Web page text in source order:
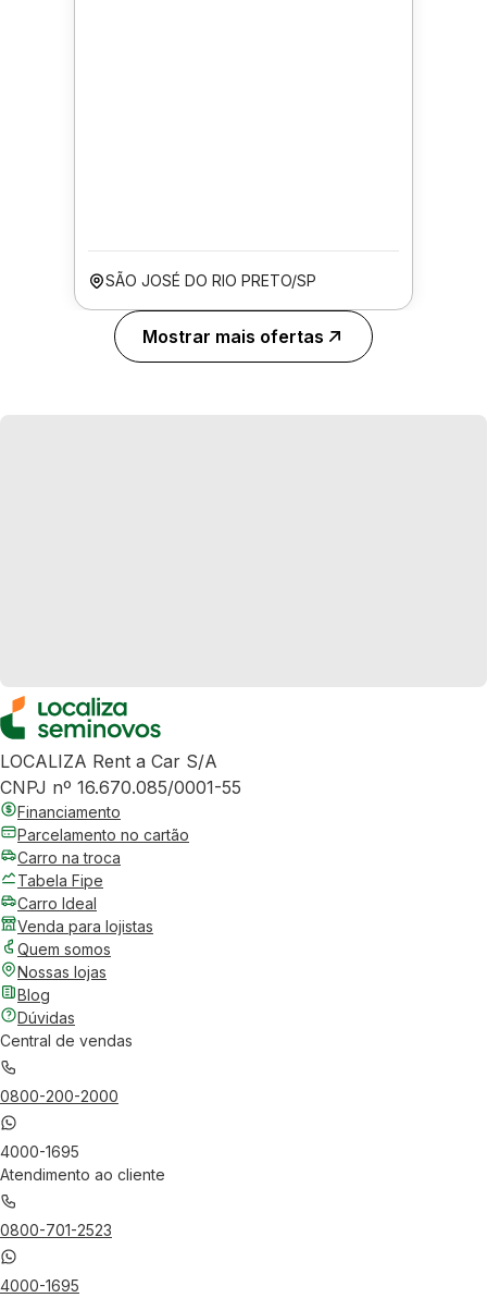
SÃO JOSÉ DO RIO PRETO/SP
Mostrar mais ofertas
LOCALIZA Rent a Car S/A
CNPJ nº 16.670.085/0001-55
Financiamento
Parcelamento no cartão
Carro na troca
Tabela Fipe
Carro Ideal
Venda para lojistas
Quem somos
Nossas lojas
Blog
Dúvidas
Central de vendas
0800-200-2000
4000-1695
Atendimento ao cliente
0800-701-2523
4000-1695